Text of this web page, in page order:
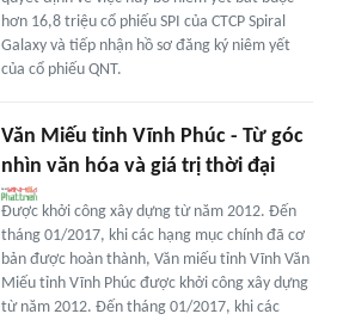
hơn 16,8 triệu cổ phiếu SPI của CTCP Spiral
Galaxy và tiếp nhận hồ sơ đăng ký niêm yết
của cổ phiếu QNT.
Văn Miếu tỉnh Vĩnh Phúc - Từ góc
nhìn văn hóa và giá trị thời đại
Được khởi công xây dựng từ năm 2012. Đến
tháng 01/2017, khi các hạng mục chính đã cơ
bản được hoàn thành, Văn miếu tỉnh Vĩnh Văn
Miếu tỉnh Vĩnh Phúc được khởi công xây dựng
từ năm 2012. Đến tháng 01/2017, khi các